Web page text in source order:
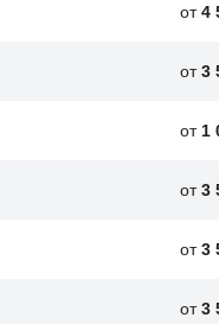
от4
от3
от 1
от3
от3
от3